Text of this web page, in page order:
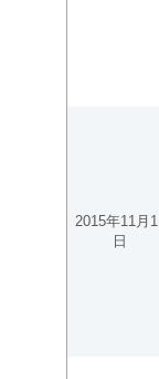
2015年11月
日